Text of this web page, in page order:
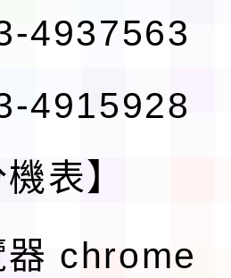
4937563
4915928
表】
器 chrome